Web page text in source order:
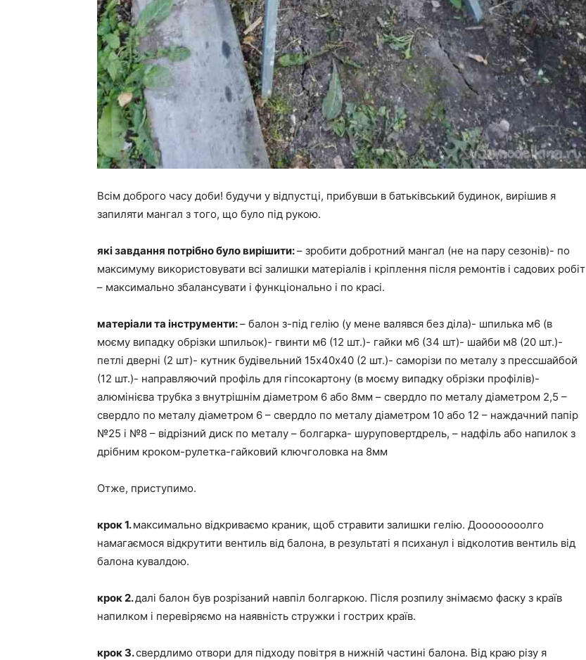
Всім доброго часу доби! будучи у відпустці, прибувши в батьківський будинок, вирішив я
запиляти мангал з того, що було під рукою.
які завдання потрібно було вирішити:– зробити добротний мангал (не на пару сезонів)- по
максимуму використовувати всі залишки матеріалів і кріплення після ремонтів і садових робіт
– максимально збалансувати і функціонально і по красі.
матеріали та інструменти:– балон з-під гелію (у мене валявся без діла)- шпилька м6 (в
моєму випадку обрізки шпильок)- гвинти м6 (12 шт.)- гайки м6 (34 шт)- шайби м8 (20 шт.)-
петлі дверні (2 шт)- кутник будівельний 15х40х40 (2 шт.)- саморізи по металу з прессшайбой
(12 шт.)- направляючий профіль для гіпсокартону (в моєму випадку обрізки профілів)-
алюмінієва трубка з внутрішнім діаметром 6 або 8мм – свердло по металу діаметром 2,5 –
свердло по металу діаметром 6 – свердло по металу діаметром 10 або 12 – наждачний папір
№25 і №8 – відрізний диск по металу – болгарка- шуруповертдрель, – надфіль або напилок з
дрібним кроком-рулетка-гайковий ключголовка на 8мм
Отже, приступимо.
крок 1.максимально відкриваємо краник, щоб стравити залишки гелію. Доооооооолго
намагаємося відкрутити вентиль від балона, в результаті я психанул і відколотив вентиль від
балона кувалдою.
крок 2.далі балон був розрізаний навпіл болгаркою. Після розпилу знімаємо фаску з країв
напилком і перевіряємо на наявність стружки і гострих країв.
крок 3.свердлимо отвори для підходу повітря в нижній частині балона. Від краю різу я